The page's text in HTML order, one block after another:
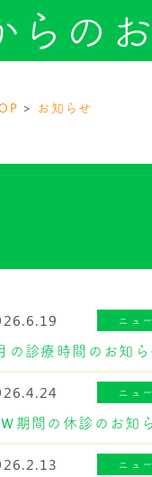
らの
お知らせ
ニュ
の診療時間のお知ら
ニュ
期間の休診のお知
ニュ